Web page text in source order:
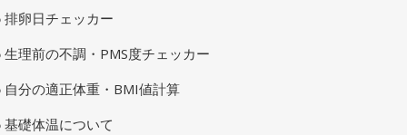
排卵日チェッカー
生理前の不調・PMS度チェッカー
自分の適正体重・BMI値計算
基礎体温について